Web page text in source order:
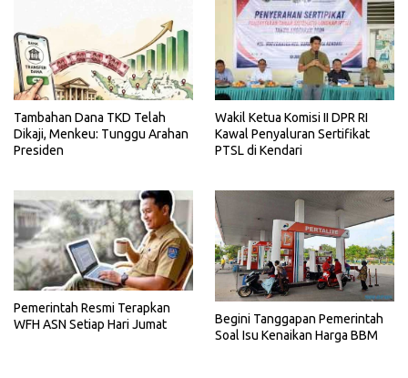
Tambahan Dana TKD Telah
Dikaji, Menkeu: Tunggu Arahan
Presiden
Wakil Ketua Komisi II DPR RI
Kawal Penyaluran Sertifikat
PTSL di Kendari
Pemerintah Resmi Terapkan
WFH ASN Setiap Hari Jumat
Begini Tanggapan Pemerintah
Soal Isu Kenaikan Harga BBM